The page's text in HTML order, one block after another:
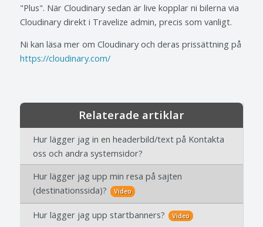
"Plus". När Cloudinary sedan är live kopplar ni bilerna via
Cloudinary direkt i Travelize admin, precis som vanligt.
Ni kan läsa mer om Cloudinary och deras prissättning på
https://cloudinary.com/
Relaterade artiklar
Hur lägger jag in en headerbild/text på Kontakta
oss och andra systemsidor?
Hur lägger jag upp min resa på sajten
(destinationssida)?
Video
Hur lägger jag upp startbanners? Video